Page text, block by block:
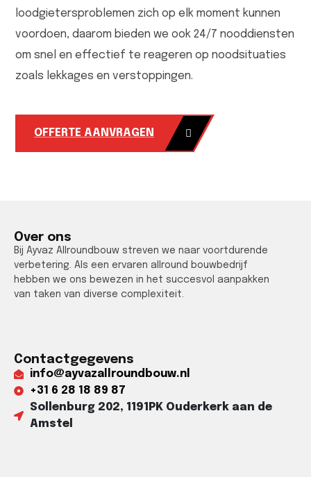
loodgietersproblemen zich op elk moment kunnen
voordoen, daarom bieden we ook 24/7 nooddiensten
om snel en effectief te reageren op noodsituaties
zoals lekkages en verstoppingen.
OFFERTE AANVRAGEN
Over ons
Bij Ayvaz Allroundbouw streven we naar voortdurende
verbetering. Als een ervaren allround bouwbedrijf
hebben we ons bewezen in het succesvol aanpakken
van taken van diverse complexiteit.
Contactgegevens
info@ayvazallroundbouw.nl
+31 6 28 18 89 87​
Sollenburg 202, 1191PK Ouderkerk aan de
Amstel​